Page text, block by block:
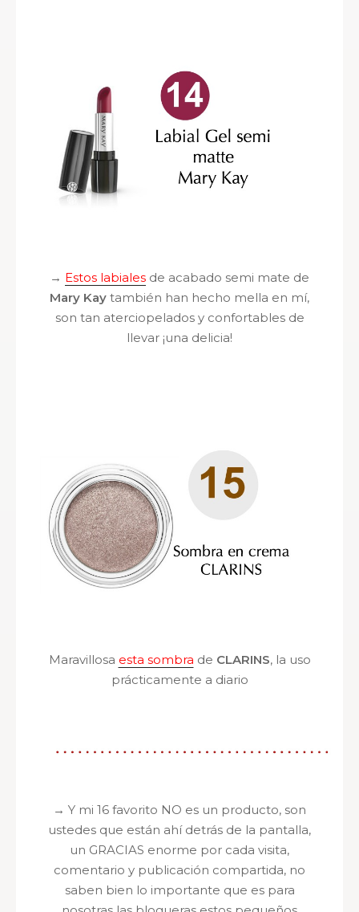
→ Estos labiales de acabado semi mate de
Mary Kay también han hecho mella en mí,
son tan aterciopelados y confortables de
llevar ¡una delicia!
Maravillosa esta sombra de CLARINS, la uso
prácticamente a diario
→ Y mi 16 favorito NO es un producto, son
ustedes que están ahí detrás de la pantalla,
un GRACIAS enorme por cada visita,
comentario y publicación compartida, no
saben bien lo importante que es para